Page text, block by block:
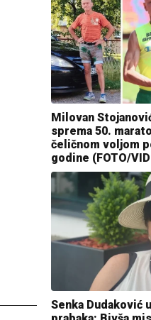
Milovan
sprema 50.
čeličnom voljom
godine (FOTO/
Senka Dudaković